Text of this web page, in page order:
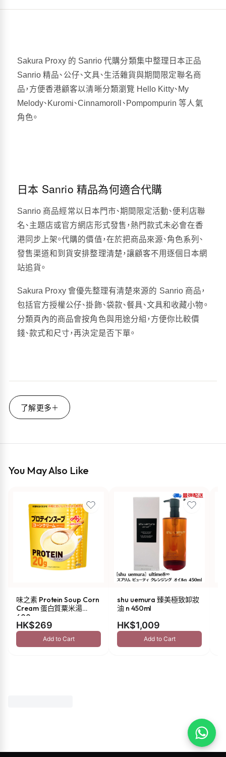
Sakura Proxy 的 Sanrio 代購分類集中整理日本正品
Sanrio 精品、公仔、文具、生活雜貨與期間限定聯名商
品，方便香港顧客以清晰分類瀏覽 Hello Kitty、My
Melody、Kuromi、Cinnamoroll、Pompompurin 等人氣
角色。
日本 Sanrio 精品為何適合代購
Sanrio 商品經常以日本門市、期間限定活動、便利店聯
名、主題店或官方網店形式發售，熱門款式未必會在香
港同步上架。代購的價值，在於把商品來源、角色系列、
發售渠道和到貨安排整理清楚，讓顧客不用逐個日本網
站追貨。
Sakura Proxy 會優先整理有清楚來源的 Sanrio 商品，
包括官方授權公仔、掛飾、袋款、餐具、文具和收藏小物。
分類頁內的商品會按角色與用途分組，方便你比較價
錢、款式和尺寸，再決定是否下單。
了解更多
You May Also Like
味之素 Protein Soup Corn
Cream 蛋白質粟米湯
600g
HK$269
Add to Cart
shu uemura 臻美極致卸妝
油 n 450ml
HK$1,009
Add to Cart